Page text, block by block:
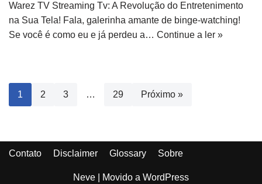
Warez TV Streaming Tv: A Revolução do Entretenimento
na Sua Tela! Fala, galerinha amante de binge-watching!
Se você é como eu e já perdeu a… Continue a ler »
1 2 3 … 29 Próximo »
Contato Disclaimer Glossary Sobre
Neve | Movido a WordPress